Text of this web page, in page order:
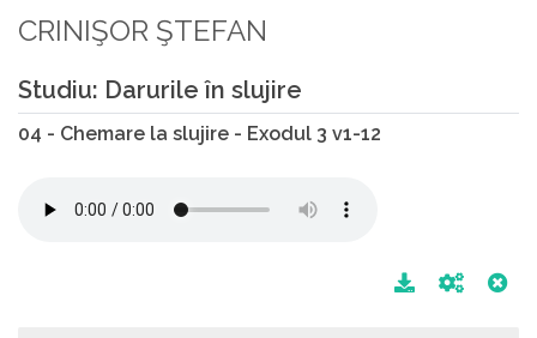
CRINIŞOR ŞTEFAN
Studiu: Darurile în slujire
04 - Chemare la slujire - Exodul 3 v1-12